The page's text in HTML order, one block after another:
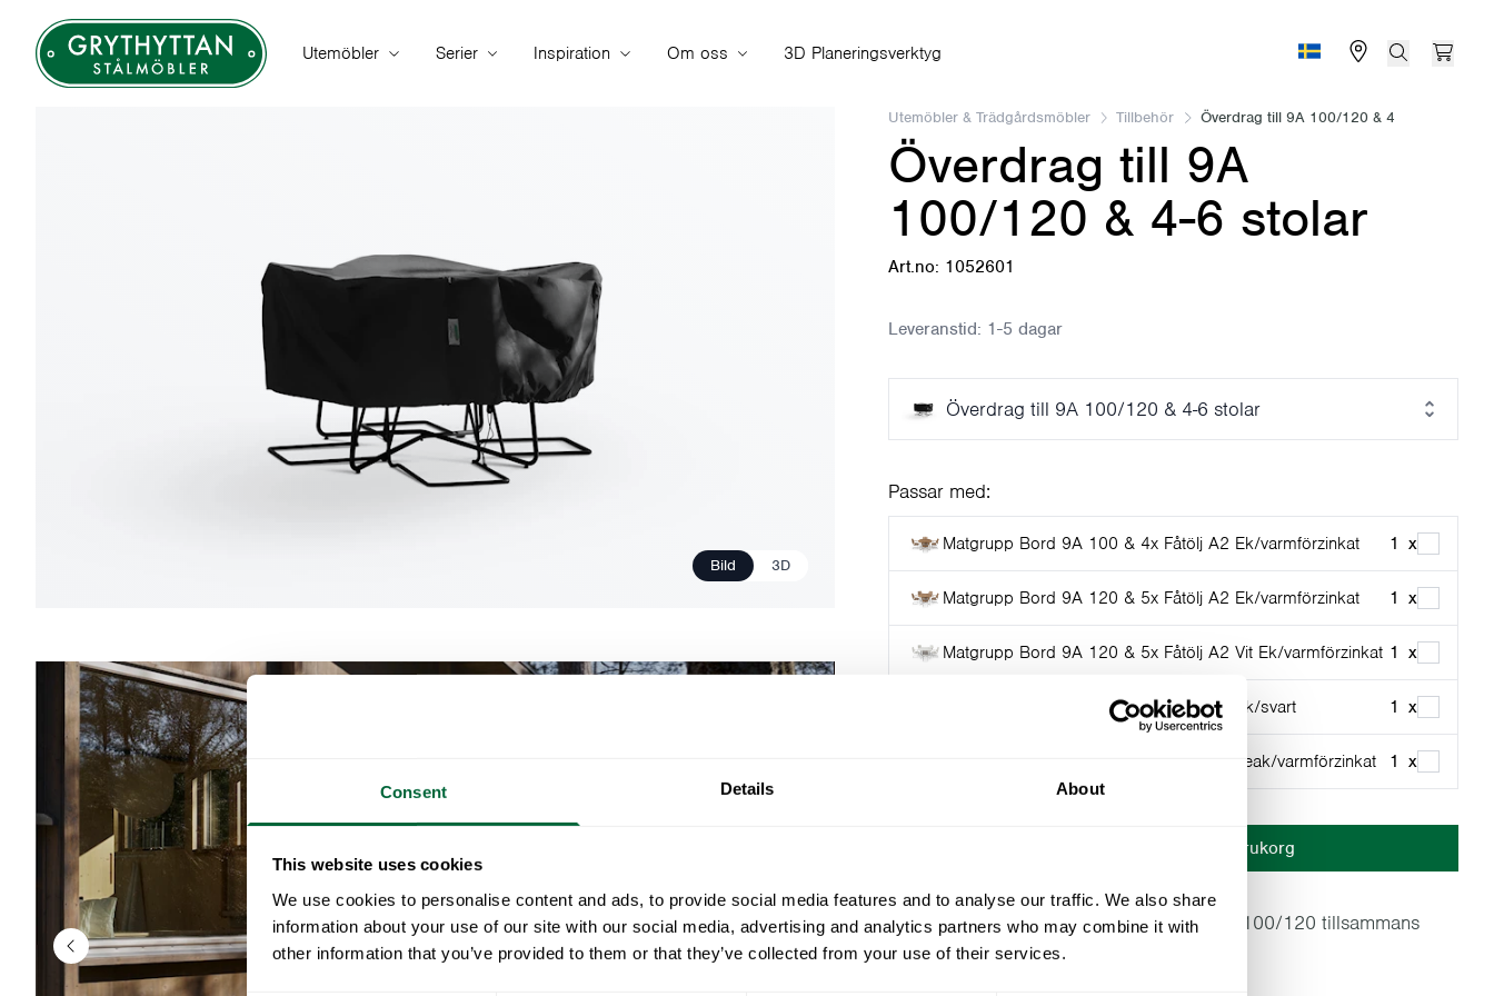
Consent Details About
This website uses cookies
We use cookies to personalise content and ads, to provide social media features and to analyse our traffic. We also share
information about your use of our site with our social media, advertising and analytics partners who may combine it with
other information that you’ve provided to them or that they’ve collected from your use of their services.
Utemöbler Serier Inspiration Om oss 3D Planeringsverktyg Sverige (Svenska)
Find store
Search
Bild 3D
Utemöbler & Trädgårdsmöbler Tillbehör Överdrag till 9A 100/120 & 4
Överdrag till 9A
100/120 & 4-6 stolar
Art.no: 1052601
Leveranstid: 1-5 dagar
Överdrag till 9A 100/120 & 4-6 stolar
Passar med:
Matgrupp Bord 9A 100 & 4x Fåtölj A2 Ek/varmförzinkat 1 x
Matgrupp Bord 9A 120 & 5x Fåtölj A2 Ek/varmförzinkat 1 x
Matgrupp Bord 9A 120 & 5x Fåtölj A2 Vit Ek/varmförzinkat 1 x
Matgrupp Bord 9A 120 & 5x Fåtölj A2 Ek/svart 1 x
Matgrupp Bord 9A 120 & 5x Fåtölj A2 Teak/varmförzinkat 1 x
Lägg i varukorg
Måttanpassat överdrag som passar till 9A 100/120 tillsammans
med 4-5 stolar.